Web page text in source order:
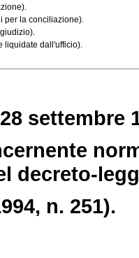
per la conciliazione).
liquidate dall'ufficio).
settembre
decreto-
n. 251).